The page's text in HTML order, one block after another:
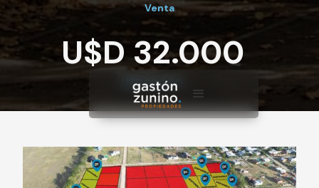
Venta
U$D 32.000
U$D 32.000